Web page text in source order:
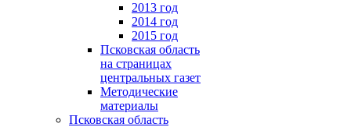
2013 год
2014 год
2015 год
Псковская область
на страницах
центральных газет
Методические
материалы
Псковская область